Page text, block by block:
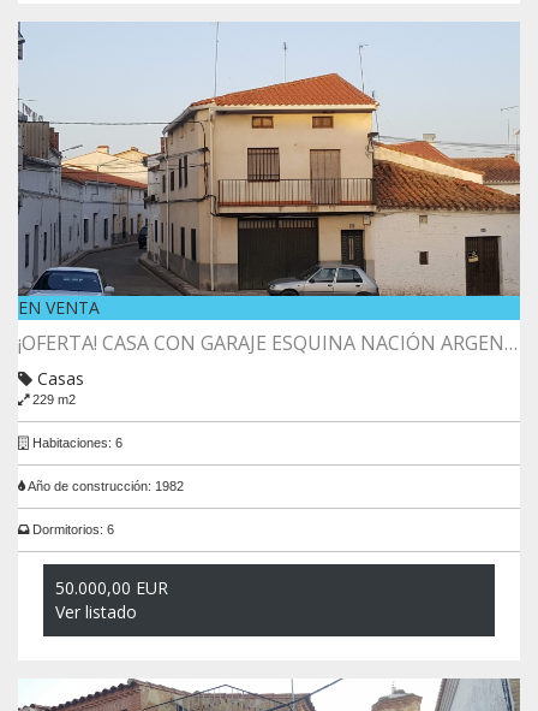
EN VENTA
¡OFERTA! CASA CON GARAJE ESQUINA NACIÓN ARGENTINA CON PLAZA SAN ROQUE
Casas
229 m2
Habitaciones: 6
Año de construcción: 1982
Dormitorios: 6
50.000,00 EUR
Ver listado